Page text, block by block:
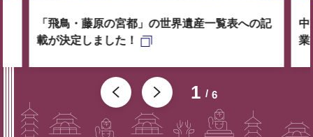
1 6
「飛鳥・藤原の宮都」の世界遺産一覧表への記
載が決定しました！
中
業